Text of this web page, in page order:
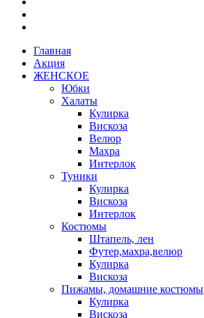
Главная
Акция
ЖЕНСКОЕ
Юбки
Халаты
Кулирка
Вискоза
Велюр
Махра
Интерлок
Туники
Кулирка
Вискоза
Интерлок
Костюмы
Штапель, лен
Футер,махра,велюр
Кулирка
Вискоза
Пижамы, домашние костюмы
Кулирка
Вискоза